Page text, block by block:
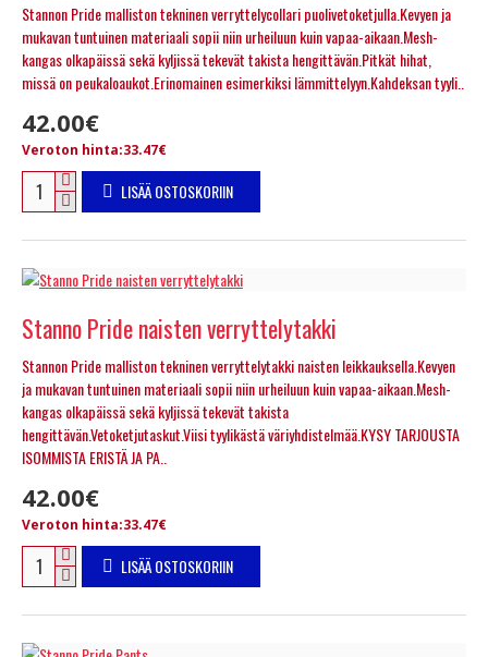
Stannon Pride malliston tekninen verryttelycollari puolivetoketjulla.Kevyen ja
mukavan tuntuinen materiaali sopii niin urheiluun kuin vapaa-aikaan.Mesh-
kangas olkapäissä sekä kyljissä tekevät takista hengittävän.Pitkät hihat,
missä on peukaloaukot.Erinomainen esimerkiksi lämmittelyyn.Kahdeksan tyyli..
42.00€
Veroton hinta:33.47€
LISÄÄ OSTOSKORIIN
Stanno Pride naisten verryttelytakki
Stannon Pride malliston tekninen verryttelytakki naisten leikkauksella.Kevyen
ja mukavan tuntuinen materiaali sopii niin urheiluun kuin vapaa-aikaan.Mesh-
kangas olkapäissä sekä kyljissä tekevät takista
hengittävän.Vetoketjutaskut.Viisi tyylikästä väriyhdistelmää.KYSY TARJOUSTA
ISOMMISTA ERISTÄ JA PA..
42.00€
Veroton hinta:33.47€
LISÄÄ OSTOSKORIIN